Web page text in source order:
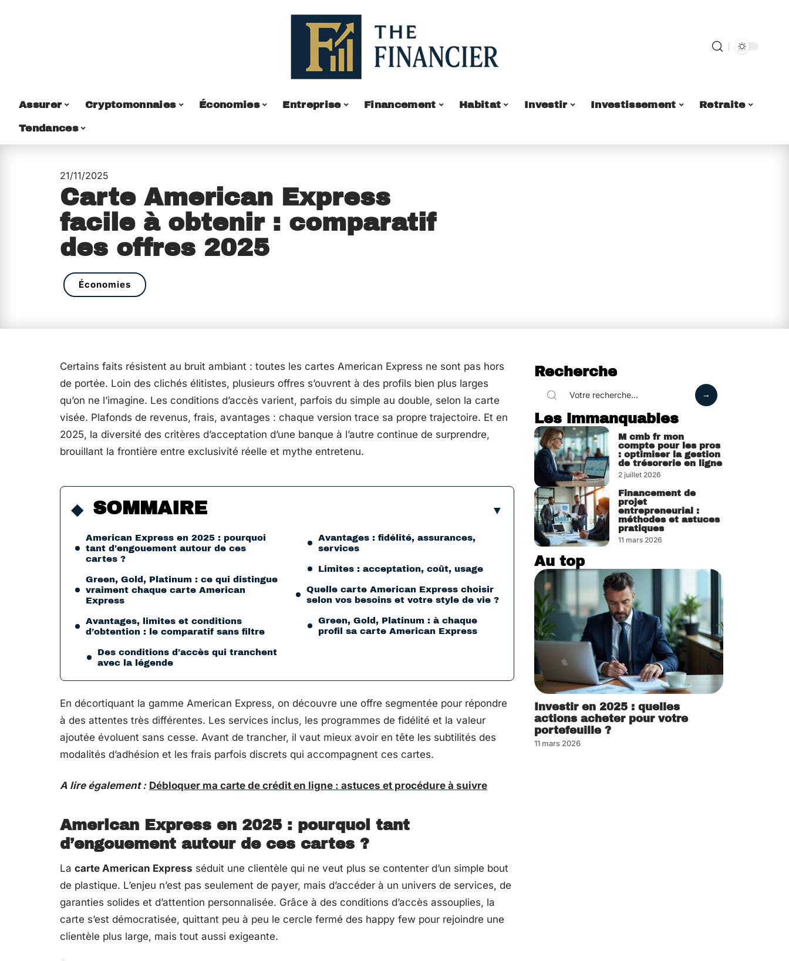
Assurer Cryptomonnaies Économies Entreprise Financement Habitat Investir Investissement Retraite
Tendances
21/11/2025
Carte American Express
facile à obtenir : comparatif
des offres 2025
Économies
Certains faits résistent au bruit ambiant : toutes les cartes American Express ne sont pas hors
de portée. Loin des clichés élitistes, plusieurs offres s’ouvrent à des profils bien plus larges
qu’on ne l’imagine. Les conditions d’accès varient, parfois du simple au double, selon la carte
visée. Plafonds de revenus, frais, avantages : chaque version trace sa propre trajectoire. Et en
2025, la diversité des critères d’acceptation d’une banque à l’autre continue de surprendre,
brouillant la frontière entre exclusivité réelle et mythe entretenu.
SOMMAIRE
American Express en 2025 : pourquoi
tant d’engouement autour de ces
cartes ?
Green, Gold, Platinum : ce qui distingue
vraiment chaque carte American
Express
Avantages, limites et conditions
d’obtention : le comparatif sans filtre
Des conditions d’accès qui tranchent
avec la légende
Avantages : fidélité, assurances,
services
Limites : acceptation, coût, usage
Quelle carte American Express choisir
selon vos besoins et votre style de vie ?
Green, Gold, Platinum : à chaque
profil sa carte American Express
En décortiquant la gamme American Express, on découvre une offre segmentée pour répondre
à des attentes très différentes. Les services inclus, les programmes de fidélité et la valeur
ajoutée évoluent sans cesse. Avant de trancher, il vaut mieux avoir en tête les subtilités des
modalités d’adhésion et les frais parfois discrets qui accompagnent ces cartes.
A lire également : Débloquer ma carte de crédit en ligne : astuces et procédure à suivre
American Express en 2025 : pourquoi tant
d’engouement autour de ces cartes ?
La carte American Express séduit une clientèle qui ne veut plus se contenter d’un simple bout
de plastique. L’enjeu n’est pas seulement de payer, mais d’accéder à un univers de services, de
garanties solides et d’attention personnalisée. Grâce à des conditions d’accès assouplies, la
carte s’est démocratisée, quittant peu à peu le cercle fermé des happy few pour rejoindre une
clientèle plus large, mais tout aussi exigeante.
Recherche
Les immanquables
M cmb fr mon
compte pour les pros
: optimiser la gestion
de trésorerie en ligne
2 juillet 2026
Financement de
projet
entrepreneurial :
méthodes et astuces
pratiques
11 mars 2026
Au top
Investir en 2025 : quelles
actions acheter pour votre
portefeuille ?
11 mars 2026